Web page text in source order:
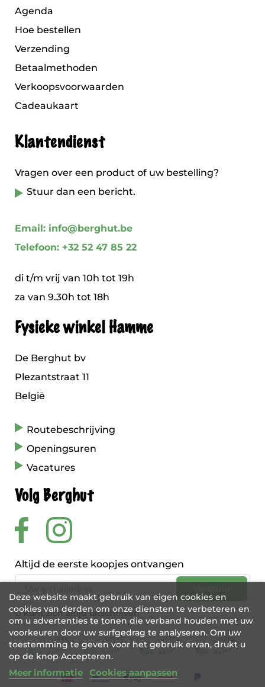
Agenda
Hoe bestellen
Verzending
Betaalmethoden
Verkoopsvoorwaarden
Cadeaukaart
Klantendienst
Vragen over een product of uw bestelling?
Stuur dan een bericht.
Email: info@berghut.be
Telefoon: +32 52 47 85 22
di t/m vrij van 10h tot 19h
za van 9.30h tot 18h
Fysieke winkel Hamme
De Berghut bv
Plezantstraat 11
België
Routebeschrijving
Openingsuren
Vacatures
Volg Berghut
Altijd de eerste koopjes ontvangen
U kunt zich altijd uitschrijven
Deze website maakt gebruik van eigen cookies en
cookies van derden om onze diensten te verbeteren en
om u advertenties te tonen die verband houden met uw
voorkeuren door uw surfgedrag te analyseren. Om uw
toestemming te geven voor het gebruik ervan, drukt u
op de knop Accepteren.
Meer informatie Cookies aanpassen